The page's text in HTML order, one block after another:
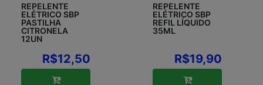
REPELENTE
ELÉTRICO SBP
PASTILHA
CITRONELA
12UN
R$12,50
REPELENTE
ELÉTRICO SBP
REFIL LÍQUIDO
35ML
R$19,90